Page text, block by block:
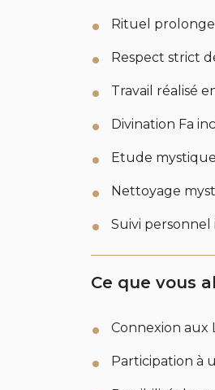
Rituel
Respect strict
Travail réalisé
Divination Fa
Etude
Nettoyage
Suivi
Ce que vous
Connexion aux
Participation à